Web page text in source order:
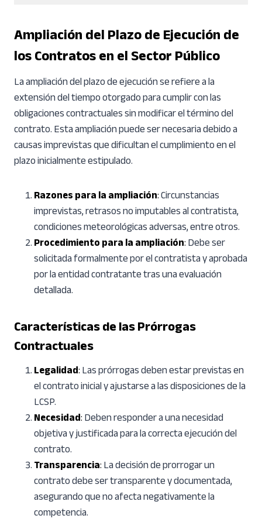
Ampliación del Plazo de Ejecución de
los Contratos en el Sector Público
La ampliación del plazo de ejecución se refiere a la
extensión del tiempo otorgado para cumplir con las
obligaciones contractuales sin modificar el término del
contrato. Esta ampliación puede ser necesaria debido a
causas imprevistas que dificultan el cumplimiento en el
plazo inicialmente estipulado.
Razones para la ampliación:Circunstancias
imprevistas, retrasos no imputables al contratista,
condiciones meteorológicas adversas, entre otros.
Procedimiento para la ampliación:Debe ser
solicitada formalmente por el contratista y aprobada
por la entidad contratante tras una evaluación
detallada.
Características de las Prórrogas
Contractuales
Legalidad:Las prórrogas deben estar previstas en
el contrato inicial y ajustarse a las disposiciones de la
LCSP.
Necesidad:Deben responder a una necesidad
objetiva y justificada para la correcta ejecución del
contrato.
Transparencia:La decisión de prorrogar un
contrato debe ser transparente y documentada,
asegurando que no afecta negativamente la
competencia.